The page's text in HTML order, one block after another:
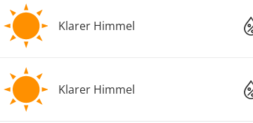
Klarer Himmel
Klarer Himmel